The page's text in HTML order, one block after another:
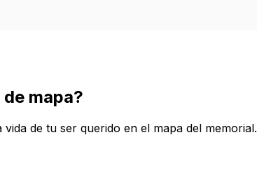
mapa?
de tu ser querido en el mapa del memorial.